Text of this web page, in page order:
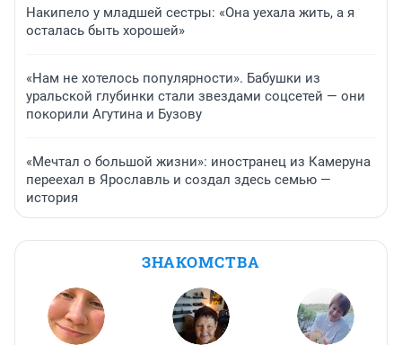
Накипело у младшей сестры: «Она уехала жить, а я
осталась быть хорошей»
«Нам не хотелось популярности». Бабушки из
уральской глубинки стали звездами соцсетей — они
покорили Агутина и Бузову
«Мечтал о большой жизни»: иностранец из Камеруна
переехал в Ярославль и создал здесь семью —
история
ЗНАКОМСТВА